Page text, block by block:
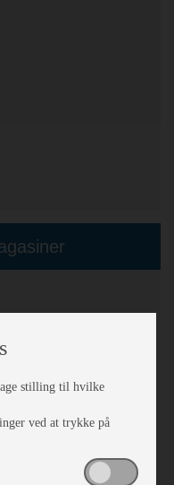
stilling til hvilke
ved at trykke på